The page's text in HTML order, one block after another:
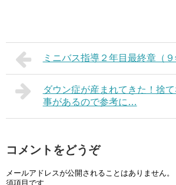
ミニバス指導２年目最終章（９
ダウン症が産まれてきた！捨
事があるので参考に…
コメントをどうぞ
メールアドレスが公開されることはありません。
須項目です